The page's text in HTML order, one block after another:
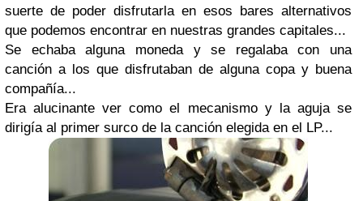
suerte de poder disfrutarla en esos bares alternativos
que podemos encontrar en nuestras grandes capitales...
Se echaba alguna moneda y se regalaba con una
canción a los que disfrutaban de alguna copa y buena
compañía...
Era alucinante ver como el mecanismo y la aguja se
dirigía al primer surco de la canción elegida en el LP...